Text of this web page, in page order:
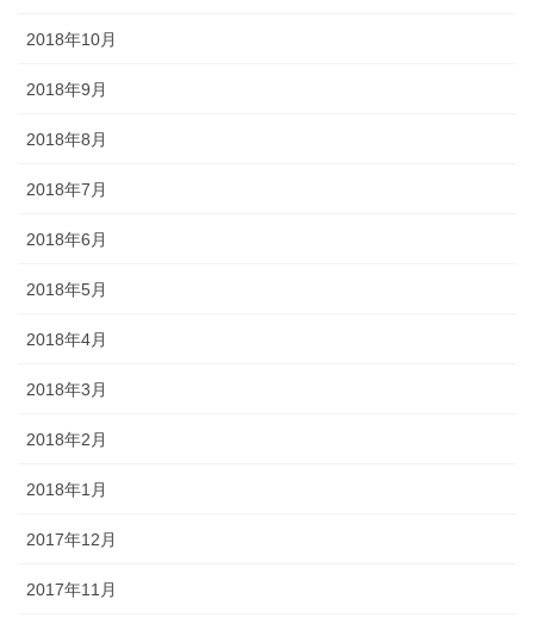
2018年10月
2018年9月
2018年8月
2018年7月
2018年6月
2018年5月
2018年4月
2018年3月
2018年2月
2018年1月
2017年12月
2017年11月